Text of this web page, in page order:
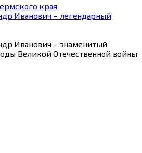
края
Иванович – легендарный
Иванович – знаменитый
Великой Отечественной войны